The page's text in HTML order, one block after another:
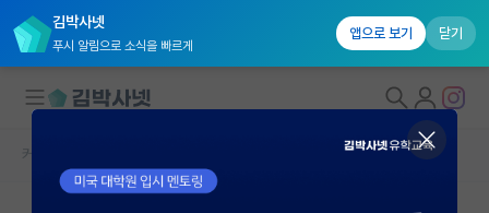
김박사넷
푸시 알림으로 소식을 빠르게
앱으로 보기 닫기
대학원생 모집
커뮤니티 홈